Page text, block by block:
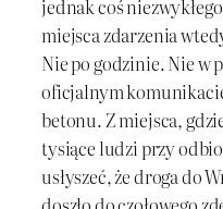
jednak coś
miejsca zdarzenia
Nie po godzinie. Nie w
oficjalnym
betonu. Z miejsca,
tysiące ludzi przy
usłyszeć, że droga do